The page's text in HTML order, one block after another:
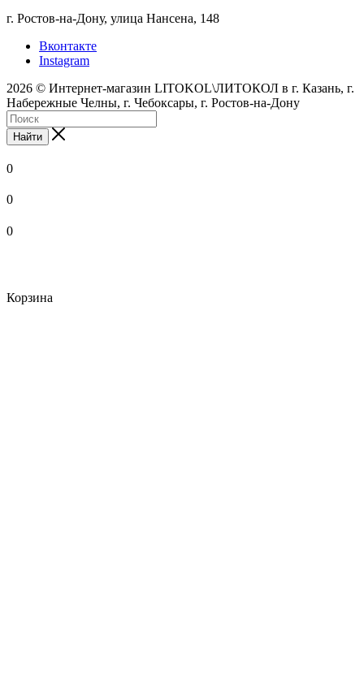
г. Ростов-на-Дону, улица Нансена, 148
Вконтакте
Instagram
2026 © Интернет-магазин LITOKOL\ЛИТОКОЛ в г. Казань, г.
Набережные Челны, г. Чебоксары, г. Ростов-на-Дону
Найти
0
0
0
Корзина